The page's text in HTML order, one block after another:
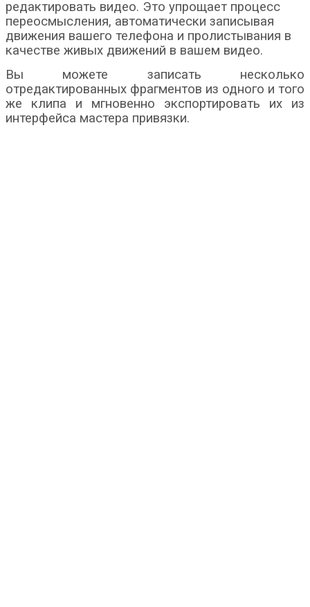
редактировать видео. Это упрощает процесс
переосмысления, автоматически записывая
движения вашего телефона и пролистывания в
качестве живых движений в вашем видео.
Вы можете записать несколько
отредактированных фрагментов из одного и того
же клипа и мгновенно экспортировать их из
интерфейса мастера привязки.